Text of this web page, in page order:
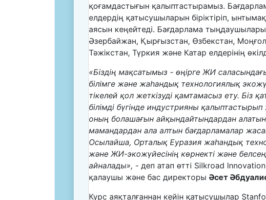
қоғамдастығын қалыптастырамыз.
елдердің қатысушыларын біріктіріп,
аясын кеңейтеді. Бағдарлама
Әзербайжан, Қырғызстан, Өзбекстан,
Тәжікстан, Түркия және Катар елдерінің
«Біздің мақсатымыз - өңірге ЖИ
білімге және жаһандық технологиялық
тікелей қол жеткізуді қамтамасыз ету. Біз
білімді бүгінде индустрияны
оның болашағын айқындайтындардан алатын
мамандардан ала алтын бағдарламалар
Осылайша, Орталық Еуразия жаһандық
және ЖИ-экожүйесінің көрнекті және
айналады», - деп атап өтті Silkroad Innovation
қалаушы және бас директоры Әсет
Курс аяқталғаннан кейін қатысушылар